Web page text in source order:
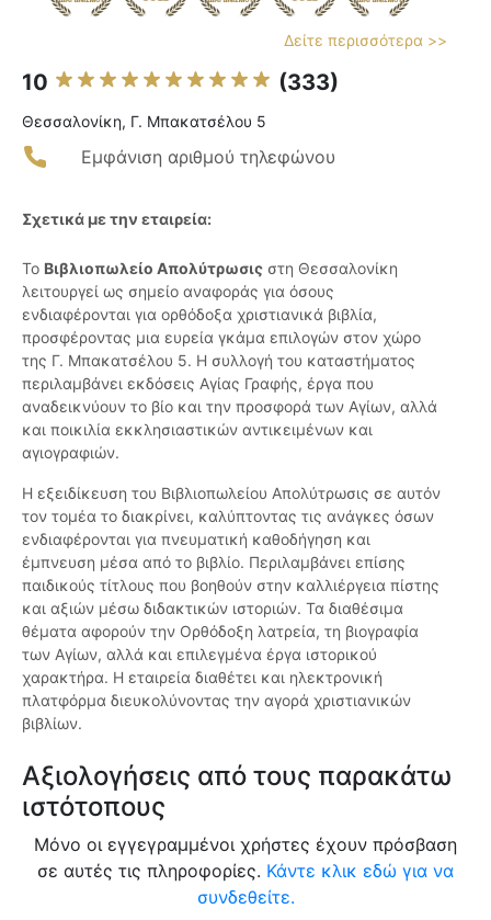
Δείτε περισσότερα >>
10 (333)
Θεσσαλονίκη, Γ. Μπακατσέλου 5
Εμφάνιση αριθμού τηλεφώνου
Σχετικά με την εταιρεία:
Το Βιβλιοπωλείο Απολύτρωσις στη Θεσσαλονίκη
λειτουργεί ως σημείο αναφοράς για όσους
ενδιαφέρονται για ορθόδοξα χριστιανικά βιβλία,
προσφέροντας μια ευρεία γκάμα επιλογών στον χώρο
της Γ. Μπακατσέλου 5. Η συλλογή του καταστήματος
περιλαμβάνει εκδόσεις Αγίας Γραφής, έργα που
αναδεικνύουν το βίο και την προσφορά των Αγίων, αλλά
και ποικιλία εκκλησιαστικών αντικειμένων και
αγιογραφιών.
Η εξειδίκευση του Βιβλιοπωλείου Απολύτρωσις σε αυτόν
τον τομέα το διακρίνει, καλύπτοντας τις ανάγκες όσων
ενδιαφέρονται για πνευματική καθοδήγηση και
έμπνευση μέσα από το βιβλίο. Περιλαμβάνει επίσης
παιδικούς τίτλους που βοηθούν στην καλλιέργεια πίστης
και αξιών μέσω διδακτικών ιστοριών. Τα διαθέσιμα
θέματα αφορούν την Ορθόδοξη λατρεία, τη βιογραφία
των Αγίων, αλλά και επιλεγμένα έργα ιστορικού
χαρακτήρα. Η εταιρεία διαθέτει και ηλεκτρονική
πλατφόρμα διευκολύνοντας την αγορά χριστιανικών
βιβλίων.
Αξιολογήσεις από τους παρακάτω
ιστότοπους
Μόνο οι εγγεγραμμένοι χρήστες έχουν πρόσβαση
σε αυτές τις πληροφορίες. Κάντε κλικ εδώ για να
συνδεθείτε.